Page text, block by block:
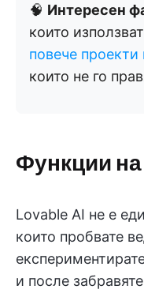
🧠 Интересен
които
повече
които не го
Функции
Lovable AI не е
които пробвате
и после